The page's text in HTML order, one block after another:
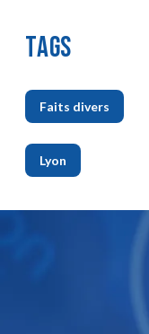
TAGS
Faits divers
,
Lyon